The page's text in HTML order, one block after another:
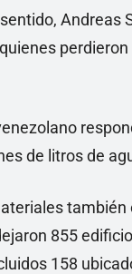
Andreas
de litros de
855
158